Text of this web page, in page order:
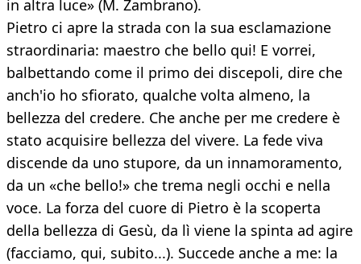
in altra luce» (M. Zambrano).
Pietro ci apre la strada con la sua esclamazione
straordinaria: maestro che bello qui! E vorrei,
balbettando come il primo dei discepoli, dire che
anch'io ho sfiorato, qualche volta almeno, la
bellezza del credere. Che anche per me credere è
stato acquisire bellezza del vivere. La fede viva
discende da uno stupore, da un innamoramento,
da un «che bello!» che trema negli occhi e nella
voce. La forza del cuore di Pietro è la scoperta
della bellezza di Gesù, da lì viene la spinta ad agire
(facciamo, qui, subito...). Succede anche a me: la